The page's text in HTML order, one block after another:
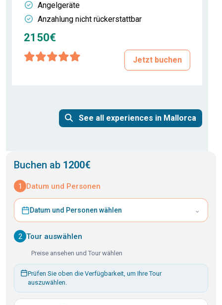
Angelgeräte
Anzahlung nicht rückerstattbar
2150€
Jetzt buchen
See all experiences in Mallorca
Buchen ab 1200€
1 Datum und Personen
Datum und Personen wählen ⌄
2 Tour auswählen
Preise ansehen und Tour wählen
Prüfen Sie oben die Verfügbarkeit, um Ihre Tour
auszuwählen.